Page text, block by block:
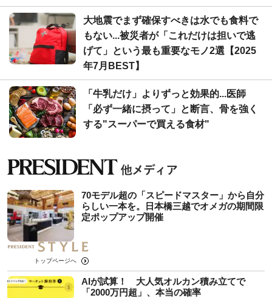
大地震でまず確保すべきは水でも食料で
もない...被災者が「これだけは担いで逃
げて」という最も重要なモノ2選【2025
年7月BEST】
「牛乳だけ」よりずっと効果的...医師
「必ず一緒に摂って」と断言、骨を強く
する"スーパーで買える食材"
70モデル超の「スピードマスター」から自分
らしい一本を。日本橋三越でオメガの期間限
定ポップアップ開催
トップページへ
AIが試算！ 大人気オルカン積み立てで
「2000万円超」、本当の確率